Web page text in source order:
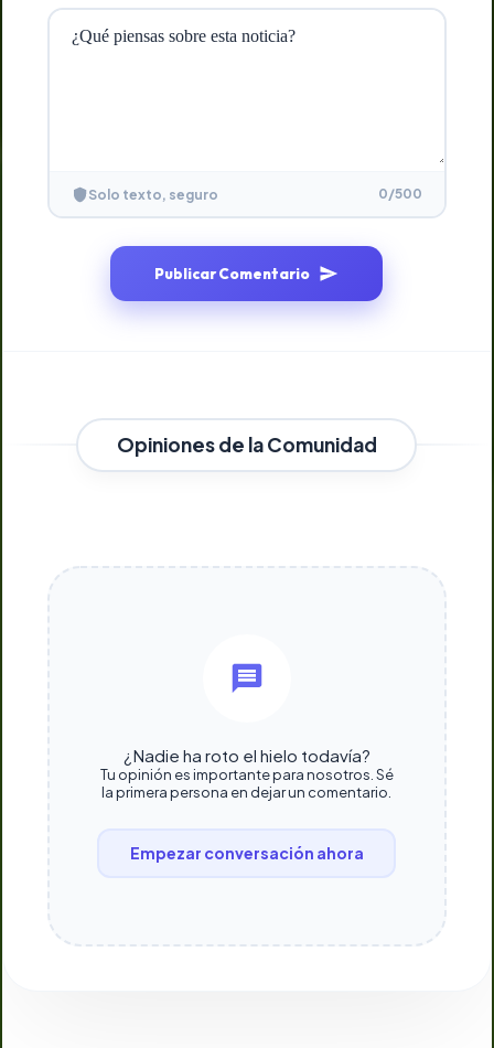
Solo texto, seguro 0/500
Publicar Comentario
Opiniones de la Comunidad
¿Nadie ha roto el hielo todavía?
Tu opinión es importante para nosotros. Sé
la primera persona en dejar un comentario.
Empezar conversación ahora